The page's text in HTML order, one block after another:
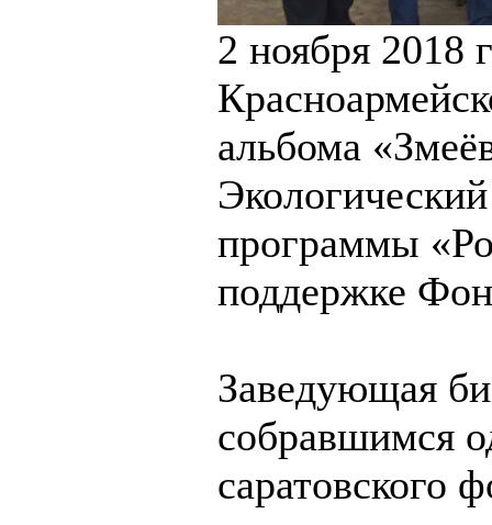
2 ноября 2018
альбома
программы
поддержке
Заведующая
собравшимся
саратовского